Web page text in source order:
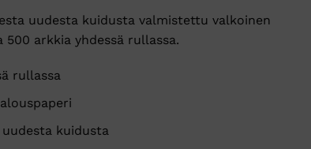
uudesta kuidusta valmistettu valkoinen
arkkia yhdessä rullassa.
rullassa
kuidusta